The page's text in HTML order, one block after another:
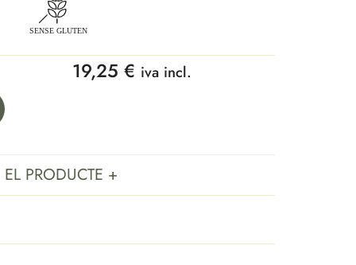
19,25€ iva incl.
PRODUCTE +